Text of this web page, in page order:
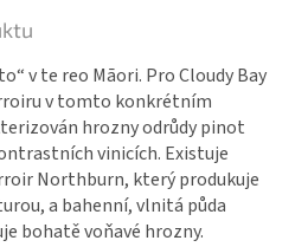
v te reo Māori. Pro Cloudy Bay
v tomto konkrétním
hrozny odrůdy pinot
vinicích. Existuje
Northburn, který produkuje
a bahenní, vlnitá půda
bohatě voňavé hrozny.